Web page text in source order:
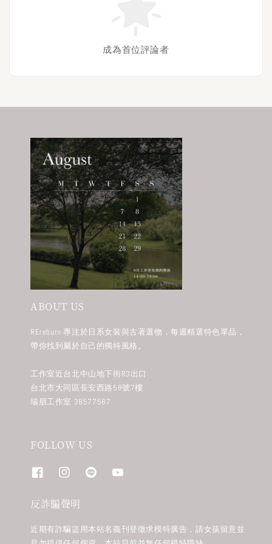
成為首位評論者
ABOUT US
REreburn 專注於日系女裝與古著選物，每週精選特色單品，
帶你找到屬於自己的獨特風格。
工作室近台北中山地下街R3出口
台北市大同區長安西路58號7樓
瑞朋工作室 38577587
FOLLOW US
反詐騙聲明
近期有詐騙盜用本站名義刊登徵求模特廣告，請女孩留意並